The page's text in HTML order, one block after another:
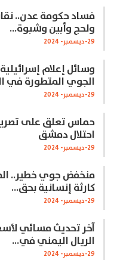
فساد حكومة عدن..
ولحج وأبين وشبوة…
29-ديسمبر- 2024
وسائل إعلام
الجوي المتطورة في
29-ديسمبر- 2024
حماس تعلق على
احتلال دمشق
29-ديسمبر- 2024
منخفض جوي خطير..
كارثة إنسانية بحق…
29-ديسمبر- 2024
آخر تحديث مسائي
الريال اليمني في…
29-ديسمبر- 2024